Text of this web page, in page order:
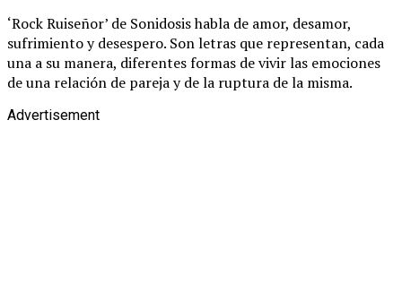
‘Rock Ruiseñor’ de Sonidosis habla de amor, desamor,
sufrimiento y desespero. Son letras que representan, cada
una a su manera, diferentes formas de vivir las emociones
de una relación de pareja y de la ruptura de la misma.
Advertisement